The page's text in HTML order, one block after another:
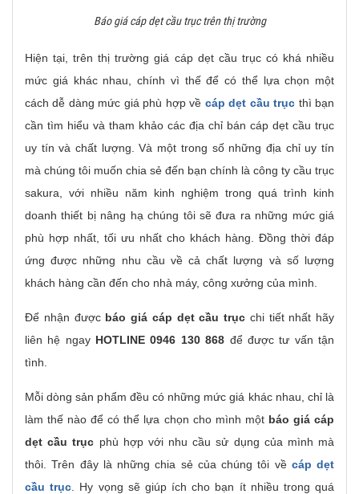
Báo giá cáp dẹt cầu trục trên thị trường
Hiện tại, trên thị trường giá cáp dẹt cầu trục có khá nhiều
mức giá khác nhau, chính vì thế để có thể lựa chọn một
cách dễ dàng mức giá phù hợp về cáp dẹt cầu trục thì bạn
cần tìm hiểu và tham khảo các địa chỉ bán cáp dẹt cầu trục
uy tín và chất lượng. Và một trong số những địa chỉ uy tín
mà chúng tôi muốn chia sẻ đến bạn chính là công ty cầu trục
sakura, với nhiều năm kinh nghiệm trong quá trình kinh
doanh thiết bị nâng hạ chúng tôi sẽ đưa ra những mức giá
phù hợp nhất, tối ưu nhất cho khách hàng. Đồng thời đáp
ứng được những nhu cầu về cả chất lượng và số lượng
khách hàng cần đến cho nhà máy, công xưởng của mình.
Để nhận được báo giá cáp dẹt cầu trục chi tiết nhất hãy
liên hệ ngay HOTLINE 0946 130 868 để được tư vấn tận
tình.
Mỗi dòng sản phẩm đều có những mức giá khác nhau, chỉ là
làm thế nào để có thể lựa chọn cho mình một báo giá cáp
dẹt cầu trục phù hợp với nhu cầu sử dụng của mình mà
thôi. Trên đây là những chia sẻ của chúng tôi về cáp dẹt
cầu trục . Hy vọng sẽ giúp ích cho bạn ít nhiều trong quá